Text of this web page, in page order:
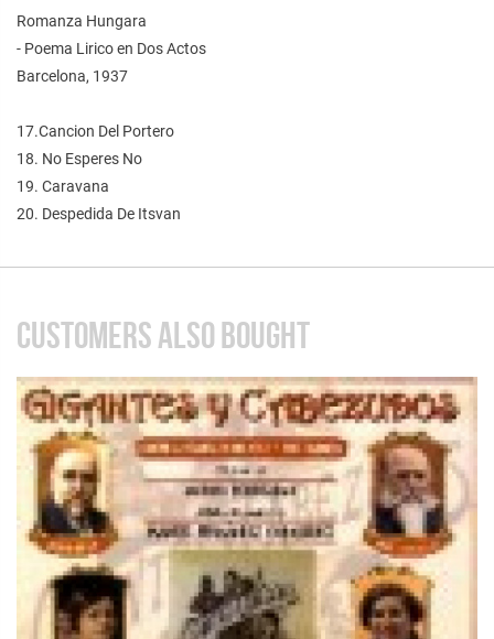
Romanza Hungara
- Poema Lirico en Dos Actos
Barcelona, 1937
17.Cancion Del Portero
18. No Esperes No
19. Caravana
20. Despedida De Itsvan
CUSTOMERS ALSO BOUGHT